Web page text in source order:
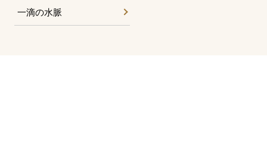
一滴の水脈